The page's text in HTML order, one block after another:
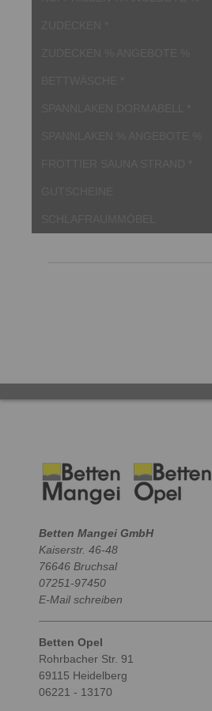
Betten Mangei GmbH
Kaiserstr. 46-48
76646 Bruchsal
07251-97450
E-Mail schreiben
Betten Opel
Rohrbacher Str. 91
69115 Heidelberg
06221 - 13170